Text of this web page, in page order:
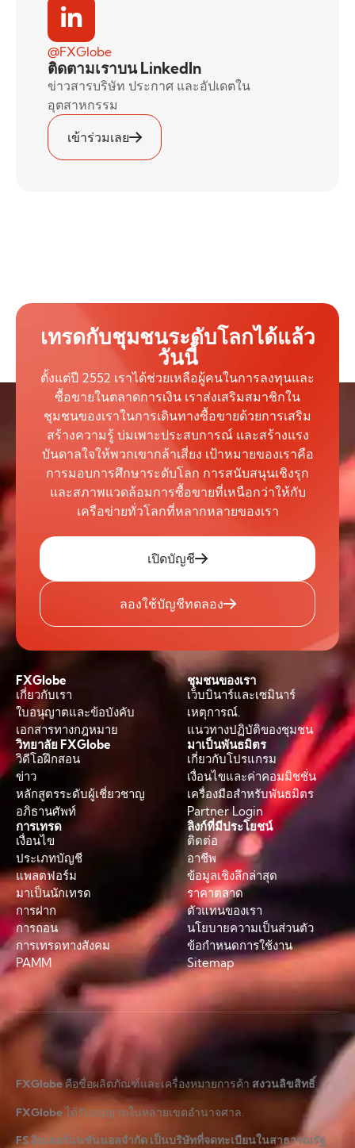
@FXGlobe
ติดตามเราบน LinkedIn
ข่าวสารบริษัท ประกาศ และอัปเดตใน
อุตสาหกรรม
เข้าร่วมเลย
เทรดกับชุมชนระดับโลกได้แล้ว
วันนี้
ตั้งแต่ปี 2552 เราได้ช่วยเหลือผู้คนในการลงทุนและ
ซื้อขายในตลาดการเงิน เราส่งเสริมสมาชิกใน
ชุมชนของเราในการเดินทางซื้อขายด้วยการเสริม
สร้างความรู้ บ่มเพาะประสบการณ์ และสร้างแรง
บันดาลใจให้พวกเขากล้าเสี่ยง เป้าหมายของเราคือ
การมอบการศึกษาระดับโลก การสนับสนุนเชิงรุก
และสภาพแวดล้อมการซื้อขายที่เหนือกว่าให้กับ
เครือข่ายทั่วโลกที่หลากหลายของเรา
เปิดบัญชี
ลองใช้บัญชีทดลอง
FXGlobe
เกี่ยวกับเรา
ใบอนุญาตและข้อบังคับ
เอกสารทางกฎหมาย
ชุมชนของเรา
เว็บบินาร์และเซมินาร์
เหตุการณ์.
แนวทางปฏิบัติของชุมชน
วิทยาลัย FXGlobe
วิดีโอฝึกสอน
ข่าว
หลักสูตรระดับผู้เชี่ยวชาญ
อภิธานศัพท์
มาเป็นพันธมิตร
เกี่ยวกับโปรแกรม
เงื่อนไขและค่าคอมมิชชั่น
เครื่องมือสำหรับพันธมิตร
Partner Login
การเทรด
เงื่อนไข
ประเภทบัญชี
แพลตฟอร์ม
มาเป็นนักเทรด
การฝาก
การถอน
การเทรดทางสังคม
PAMM
ลิงก์ที่มีประโยชน์
ติดต่อ
อาชีพ
ข้อมูลเชิงลึกล่าสุด
ราคาตลาด
ตัวแทนของเรา
นโยบายความเป็นส่วนตัว
ข้อกำหนดการใช้งาน
Sitemap
FXGlobeคือชื่อผลิตภัณฑ์และเครื่องหมายการค้า สงวนลิขสิทธิ์
FXGlobeได้รับอนุญาตในหลายเขตอำนาจศาล.
FS อินเตอร์แนชันนอลจำกัด เป็นบริษัทที่จดทะเบียนในสาธารณรัฐ